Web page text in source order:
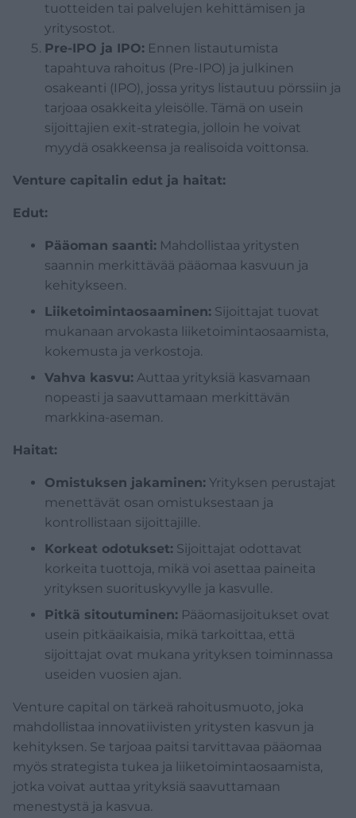
tuotteiden tai palvelujen kehittämisen ja
yritysostot.
Pre-IPO ja IPO: Ennen listautumista
tapahtuva rahoitus (Pre-IPO) ja julkinen
osakeanti (IPO), jossa yritys listautuu pörssiin ja
tarjoaa osakkeita yleisölle. Tämä on usein
sijoittajien exit-strategia, jolloin he voivat
myydä osakkeensa ja realisoida voittonsa.
Venture capitalin edut ja haitat:
Edut:
Pääoman saanti: Mahdollistaa yritysten
saannin merkittävää pääomaa kasvuun ja
kehitykseen.
Liiketoimintaosaaminen: Sijoittajat tuovat
mukanaan arvokasta liiketoimintaosaamista,
kokemusta ja verkostoja.
Vahva kasvu: Auttaa yrityksiä kasvamaan
nopeasti ja saavuttamaan merkittävän
markkina-aseman.
Haitat:
Omistuksen jakaminen: Yrityksen perustajat
menettävät osan omistuksestaan ja
kontrollistaan sijoittajille.
Korkeat odotukset: Sijoittajat odottavat
korkeita tuottoja, mikä voi asettaa paineita
yrityksen suorituskyvylle ja kasvulle.
Pitkä sitoutuminen: Pääomasijoitukset ovat
usein pitkäaikaisia, mikä tarkoittaa, että
sijoittajat ovat mukana yrityksen toiminnassa
useiden vuosien ajan.
Venture capital on tärkeä rahoitusmuoto, joka
mahdollistaa innovatiivisten yritysten kasvun ja
kehityksen. Se tarjoaa paitsi tarvittavaa pääomaa
myös strategista tukea ja liiketoimintaosaamista,
jotka voivat auttaa yrityksiä saavuttamaan
menestystä ja kasvua.